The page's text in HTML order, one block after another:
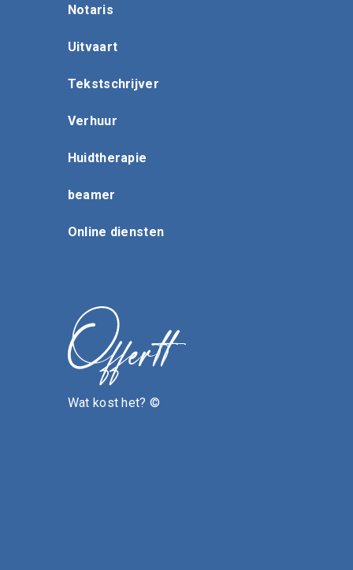
Notaris
Uitvaart
Tekstschrijver
Verhuur
Huidtherapie
beamer
Online diensten
Wat kost het? ©